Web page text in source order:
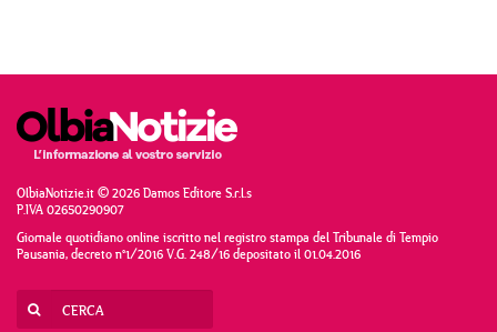
OlbiaNotizie.it © 2026 Damos Editore S.r.l.s
P.IVA 02650290907
Giornale quotidiano online iscritto nel registro stampa del Tribunale di Tempio
Pausania, decreto n°1/2016 V.G. 248/16 depositato il 01.04.2016